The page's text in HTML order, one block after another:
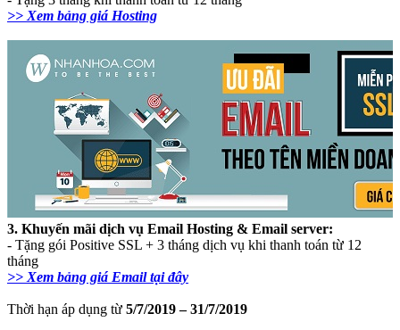
>> Xem bảng giá Hosting
3. Khuyến mãi dịch vụ Email Hosting & Email server:
- Tặng gói Positive SSL + 3 tháng dịch vụ khi thanh toán từ 12
tháng
>> Xem bảng giá Email tại đây
Thời hạn áp dụng từ 5/7/2019 – 31/7/2019